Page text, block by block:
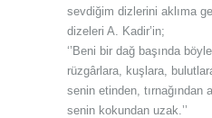
sevdiğim dizlerini aklıma
dizeleri A. Kadir’in;
‘’Beni bir dağ başında
rüzgârlara, kuşlara,
senin etinden, tırnağından
senin kokundan uzak.’’